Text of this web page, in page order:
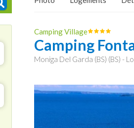
Camping Village
Camping
Moniga Del Garda (BS) (BS) -